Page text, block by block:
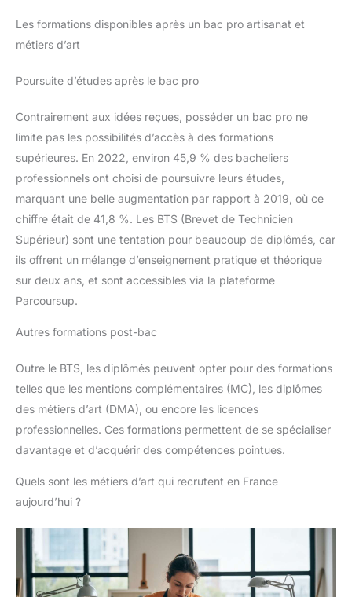
Les formations disponibles après un bac pro artisanat et
métiers d’art
Poursuite d’études après le bac pro
Contrairement aux idées reçues, posséder un bac pro ne
limite pas les possibilités d’accès à des formations
supérieures. En 2022, environ 45,9 % des bacheliers
professionnels ont choisi de poursuivre leurs études,
marquant une belle augmentation par rapport à 2019, où ce
chiffre était de 41,8 %. Les BTS (Brevet de Technicien
Supérieur) sont une tentation pour beaucoup de diplômés, car
ils offrent un mélange d’enseignement pratique et théorique
sur deux ans, et sont accessibles via la plateforme
Parcoursup.
Autres formations post-bac
Outre le BTS, les diplômés peuvent opter pour des formations
telles que les mentions complémentaires (MC), les diplômes
des métiers d’art (DMA), ou encore les licences
professionnelles. Ces formations permettent de se spécialiser
davantage et d’acquérir des compétences pointues.
Quels sont les métiers d’art qui recrutent en France
aujourd’hui ?